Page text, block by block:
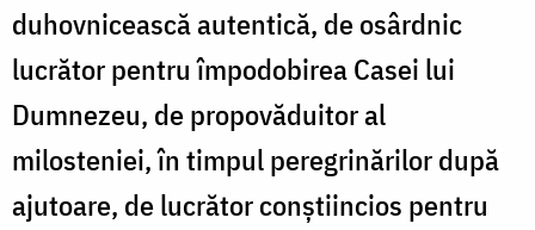
duhovnicească autentică, de osârdnic
lucrător pentru împodobirea Casei lui
Dumnezeu, de propovăduitor al
milosteniei, în timpul peregrinărilor după
ajutoare, de lucrător conştiincios pentru